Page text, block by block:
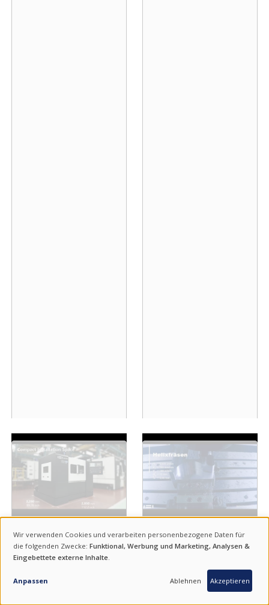
VERWENDUNG
VON
PERSONENBEZOGENEN
Wir verwenden Cookies und verarbeiten personenbezogene Daten für
die folgenden Zwecke:Funktional, Werbung und Marketing, Analysen &
Eingebettete externe Inhalte.
Anpassen Ablehnen Akzeptieren